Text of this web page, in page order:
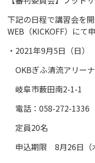
下記の日程で講習会を
WEB（KICKOFF）にて
・2021年9月5日（日）
OKBぎふ清流アリー
岐阜市薮田南2-1-1
電話：058-272-1336
定員20名
申込期限 8月26日（